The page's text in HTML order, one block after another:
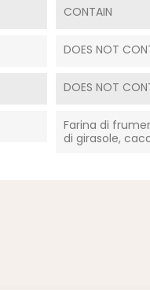
CONTAIN
DOES NOT
DOES NOT
Farina di
di girasole,